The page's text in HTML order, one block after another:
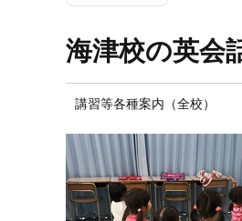
海津校の英会
講習等各種案内（全校）